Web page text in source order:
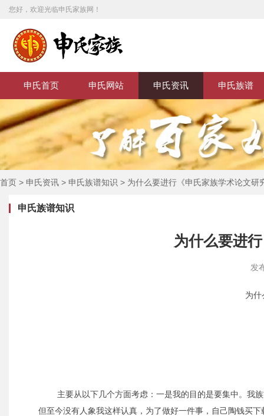
您好，欢迎光临申氏家族网！
申氏首页 申氏网站 申氏资讯 申氏族谱
首页 > 申氏资讯 > 申氏族谱知识 > 为什么要进行《申氏家族学术论文研
申氏族谱知识
为什么要进
发
为什
主要从以下几个方面考虑：一是我的目的是要集中。我
但至今没有人象我这样认真，为了做好一件事，自己陶钱买